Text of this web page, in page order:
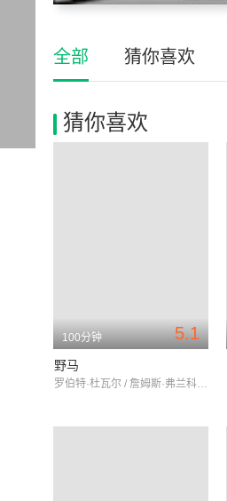
全部 猜你喜欢
猜你喜欢
5.1
100分钟
野马
罗伯特·杜瓦尔 / 詹姆斯·弗兰科 / 安吉·塞佩达